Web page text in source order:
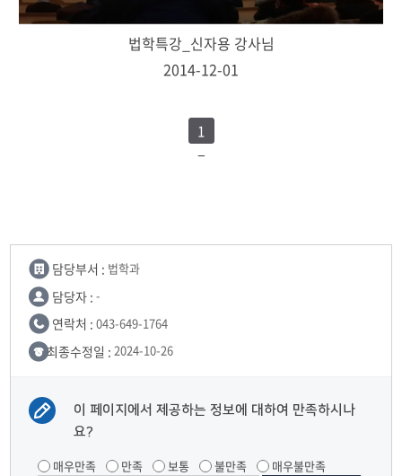
법학특강_신자용 강사님
2014-12-01
1
담당부서 : 법학과
담당자 : -
연락처 : 043-649-1764
최종수정일 : 2024-10-26
이 페이지에서 제공하는 정보에 대하여 만족하시나
요?
매우만족 만족 보통 불만족 매우불만족